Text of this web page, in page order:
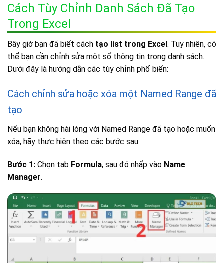
Cách Tùy Chỉnh Danh Sách Đã Tạo
Trong Excel
Bây giờ bạn đã biết cách tạo list trong Excel. Tuy nhiên, có
thể bạn cần chỉnh sửa một số thông tin trong danh sách.
Dưới đây là hướng dẫn các tùy chỉnh phổ biến:
Cách chỉnh sửa hoặc xóa một Named Range đã
tạo
Nếu bạn không hài lòng với Named Range đã tạo hoặc muốn
xóa, hãy thực hiện theo các bước sau:
Bước 1: Chọn tab Formula, sau đó nhấp vào Name
Manager.